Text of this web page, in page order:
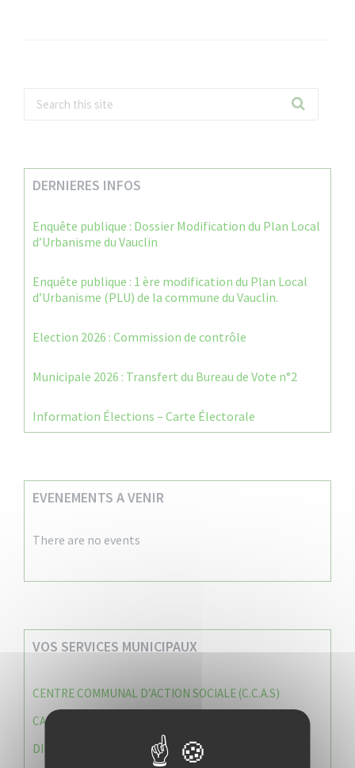
DERNIERES INFOS
Enquête publique : Dossier Modification du Plan Local
d’Urbanisme du Vauclin
Enquête publique : 1 ère modification du Plan Local
d’Urbanisme (PLU) de la commune du Vauclin.
Election 2026 : Commission de contrôle
Municipale 2026 : Transfert du Bureau de Vote n°2
Information Élections – Carte Électorale
EVENEMENTS A VENIR
There are no events
VOS SERVICES MUNICIPAUX
CENTRE COMMUNAL D’ACTION SOCIALE (C.C.A.S)
CAISSE DES ÉCOLES
DIRECTION DES SERVICES TECHNIQUES